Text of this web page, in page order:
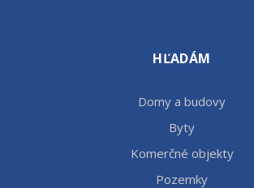
HĽADÁM
Domy a budovy
Byty
Komerčné objekty
Pozemky